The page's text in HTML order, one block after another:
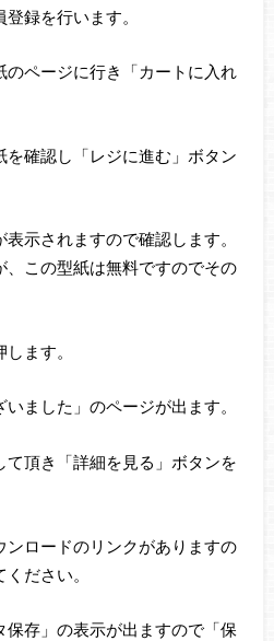
録を行います。
ページに行き「カートに入れ
確認し「レジに進む」ボタン
示されますので確認します。
この型紙は無料ですのでその
ます。
ました」のページが出ます。
頂き「詳細を見る」ボタンを
ロードのリンクがありますの
ださい。
存」の表示が出ますので「保